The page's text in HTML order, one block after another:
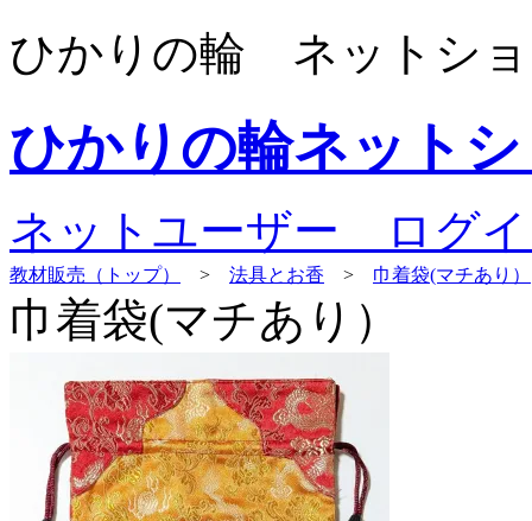
ひかりの輪 ネットシ
ひかりの輪ネット
ネットユーザー ログ
教材販売（トップ） > 法具とお香 > 巾着袋(マチあり）
巾着袋(マチあり）